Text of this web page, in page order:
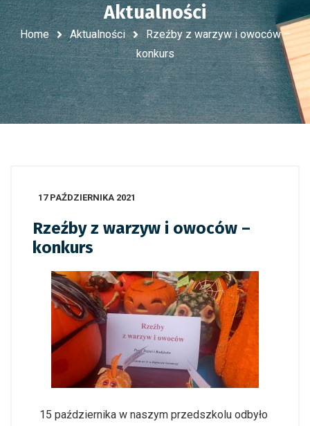
Aktualności
Home Aktualności
Rzeźby z warzyw i owoców –
konkurs
17 PAŹDZIERNIKA 2021
Rzeźby z warzyw i owoców –
konkurs
15 października w naszym przedszkolu odbyło